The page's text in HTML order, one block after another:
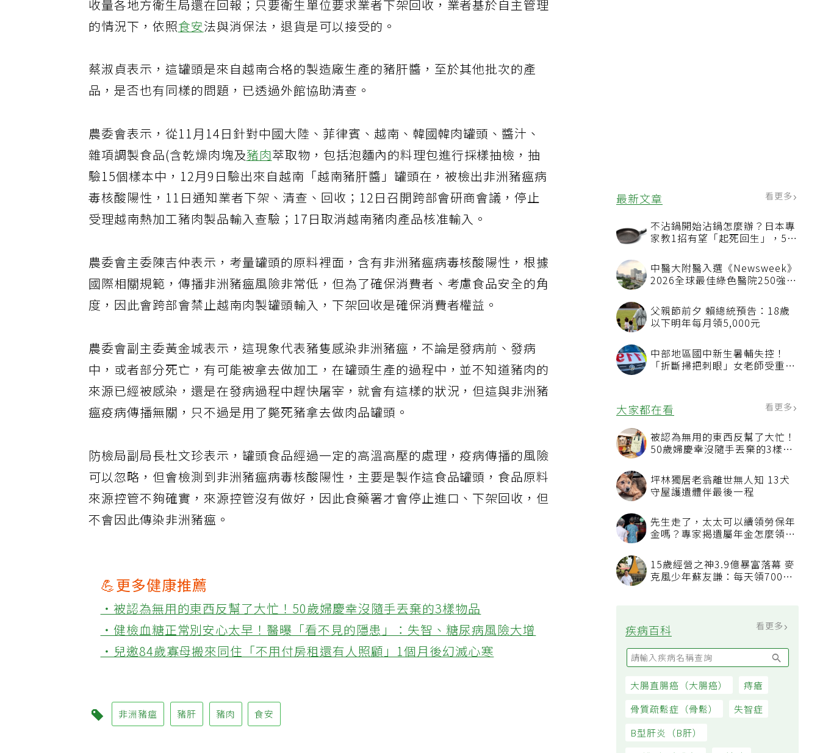
最新文章 看更多
不沾鍋開始沾鍋怎麼辦？日本專
家教1招有望「起死回生」，5情
中醫大附醫入選《Newsweek》
2026全球最佳綠色醫院250強
選 四葉績效指標居台灣最佳
父親節前夕 賴總統預告：18歲
以下明年每月領5,000元
中部地區國中新生暑輔失控！
「折斷掃把刺眼」女老師受重傷
大家都在看
被認為無用的東西反幫了大忙！
50歲婦慶幸沒隨手丟棄的3樣物
坪林獨居老翁離世無人知 13犬
守屋護遺體伴最後一程
先生走了，太太可以續領勞保年
看順位還要看資格
15歲經營之神3.9億暴富落幕 麥
疾病百科
收量各地方衛生局還在回報；只要衛生單位要求業者下架回收，業者基於自主管理
的情況下，依照食安法與消保法，退貨是可以接受的。
蔡淑貞表示，這罐頭是來自越南合格的製造廠生產的豬肝醬，至於其他批次的產
品，是否也有同樣的問題，已透過外館協助清查。
農委會表示，從11月14日針對中國大陸、菲律賓、越南、韓國韓肉罐頭、醬汁、
雜項調製食品(含乾燥肉塊及豬肉萃取物，包括泡麵內的料理包進行採樣抽檢，抽
驗15個樣本中，12月9日驗出來自越南「越南豬肝醬」罐頭在，被檢出非洲豬瘟病
毒核酸陽性，11日通知業者下架、清查、回收；12日召開跨部會研商會議，停止
受理越南熱加工豬肉製品輸入查驗；17日取消越南豬肉產品核准輸入。
農委會主委陳吉仲表示，考量罐頭的原料裡面，含有非洲豬瘟病毒核酸陽性，根據
國際相關規範，傳播非洲豬瘟風險非常低，但為了確保消費者、考慮食品安全的角
度，因此會跨部會禁止越南肉製罐頭輸入，下架回收是確保消費者權益。
農委會副主委黃金城表示，這現象代表豬隻感染非洲豬瘟，不論是發病前、發病
中，或者部分死亡，有可能被拿去做加工，在罐頭生產的過程中，並不知道豬肉的
來源已經被感染，還是在發病過程中趕快屠宰，就會有這樣的狀況，但這與非洲豬
瘟疫病傳播無關，只不過是用了斃死豬拿去做肉品罐頭。
防檢局副局長杜文珍表示，罐頭食品經過一定的高溫高壓的處理，疫病傳播的風險
可以忽略，但會檢測到非洲豬瘟病毒核酸陽性，主要是製作這食品罐頭，食品原料
來源控管不夠確實，來源控管沒有做好，因此食藥署才會停止進口、下架回收，但
不會因此傳染非洲豬瘟。
💪更多健康推薦
‧被認為無用的東西反幫了大忙！50歲婦慶幸沒隨手丟棄的3樣物品
‧健檢血糖正常別安心太早！醫曝「看不見的隱患」：失智、糖尿病風險大增
‧兒邀84歲寡母搬來同住「不用付房租還有人照顧」1個月後幻滅心寒
非洲豬瘟 豬肝 豬肉 食安